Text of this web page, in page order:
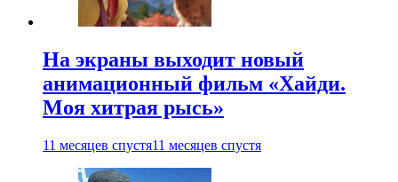
На экраны выходит новый
анимационный фильм «Хайди.
Моя хитрая рысь»
11 месяцев спустя11 месяцев спустя